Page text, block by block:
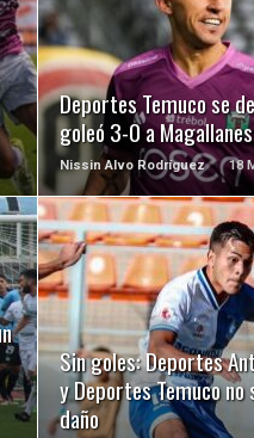
Deportes Temuco se
goleó 3-0 a
Nissin Alvo Rodríguez 18
LEER MÁS
Sin goles: Deportes
y Deportes Temuco no
daño
LEER MÁS